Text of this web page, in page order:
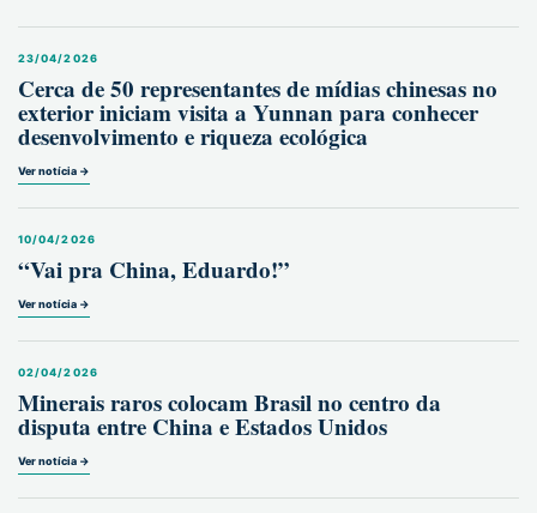
23/04/2026
Cerca de 50 representantes de mídias chinesas no
exterior iniciam visita a Yunnan para conhecer
desenvolvimento e riqueza ecológica
Ver notícia →
10/04/2026
“Vai pra China, Eduardo!”
Ver notícia →
02/04/2026
Minerais raros colocam Brasil no centro da
disputa entre China e Estados Unidos
Ver notícia →